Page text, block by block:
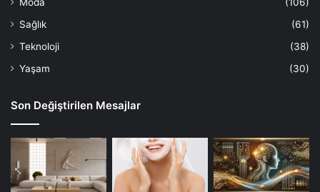
Sağlık
(61)
Teknoloji
(38)
Yaşam
(30)
Son Değiştirilen Mesajlar